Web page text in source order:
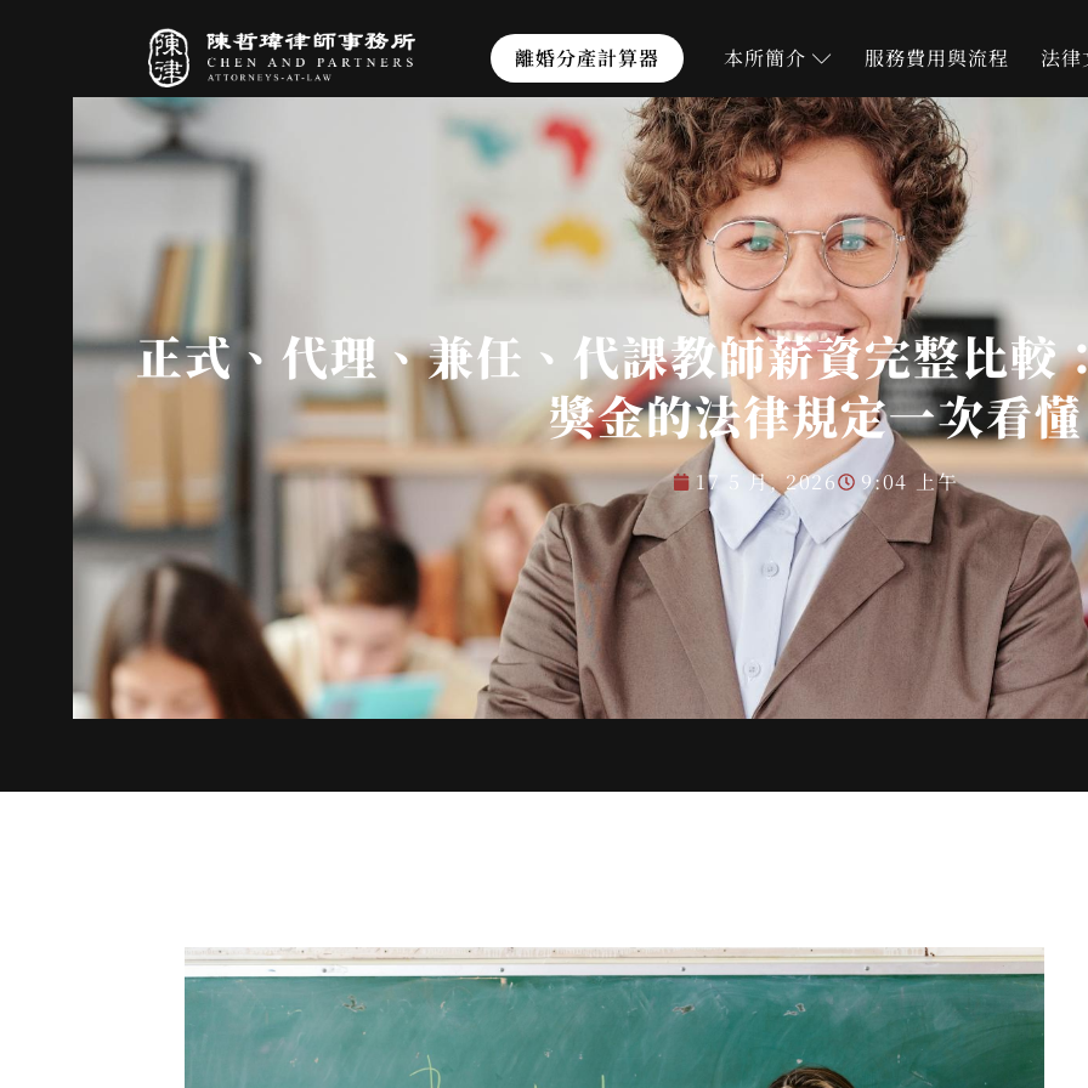
離婚分產計算器 本所簡介 服務費用與流程 法律
正式、代理、兼任、代課教師薪資完整比較
獎金的法律規定一次看懂
17 5 月, 2026 9:04 上午